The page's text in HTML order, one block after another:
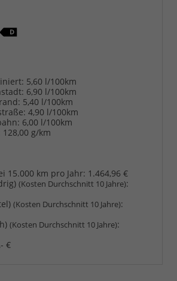
5,60 l/100km
6,90 l/100km
5,40 l/100km
4,90 l/100km
6,00 l/100km
128,00 g/km
15.000 km pro Jahr: 1.464,96 €
(Kosten Durchschnitt 10 Jahre):
(Kosten Durchschnitt 10 Jahre):
(Kosten Durchschnitt 10 Jahre):
€